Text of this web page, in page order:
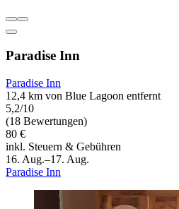
Paradise Inn
Paradise Inn
12,4 km von Blue Lagoon entfernt
5,2/10
(18 Bewertungen)
80 €
inkl. Steuern & Gebühren
16. Aug.–17. Aug.
Paradise Inn